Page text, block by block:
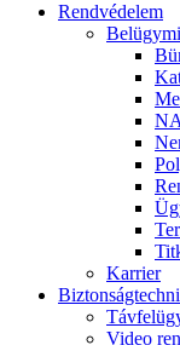
Rendvédelem
Karrier
Video